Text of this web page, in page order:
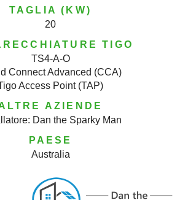
TAGLIA (KW)
20
TIGO
TS4-A-O
Connect Advanced (CCA)
Access Point (TAP)
AZIENDE
Dan the Sparky Man
PAESE
Australia